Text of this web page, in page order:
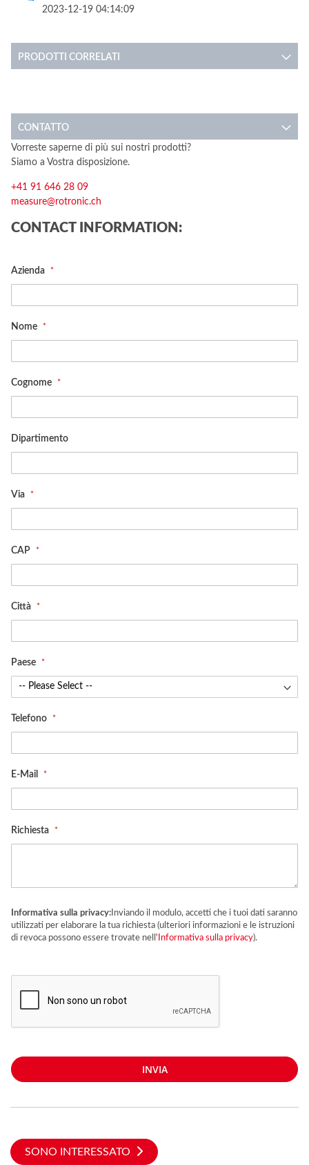
2023-12-19 04:14:09
PRODOTTI CORRELATI
CONTATTO
Vorreste saperne di più sui nostri prodotti?
Siamo a Vostra disposizione.
+41 91 646 28 09
measure@rotronic.ch
CONTACT INFORMATION:
Azienda
Nome
Cognome
Dipartimento
Via
CAP
Città
Paese
Telefono
E-Mail
Richiesta
Informativa sulla privacy: Inviando il modulo, accetti che i tuoi dati saranno
utilizzati per elaborare la tua richiesta (ulteriori informazioni e le istruzioni
di revoca possono essere trovate nell' Informativa sulla privacy).
INVIA
SONO INTERESSATO